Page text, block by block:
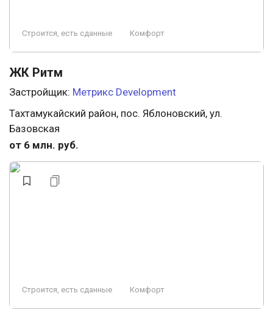
Строится, есть сданные Комфорт
ЖК Ритм
Застройщик: Метрикс Develoрment
Тахтамукайский район, пос. Яблоновский, ул.
Базовская
от 6 млн. руб.
Строится, есть сданные Комфорт